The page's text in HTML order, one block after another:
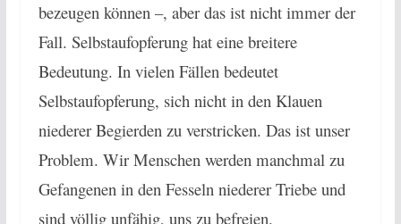
bezeugen können –, aber das ist nicht immer der
Fall. Selbstaufopferung hat eine breitere
Bedeutung. In vielen Fällen bedeutet
Selbstaufopferung, sich nicht in den Klauen
niederer Begierden zu verstricken. Das ist unser
Problem. Wir Menschen werden manchmal zu
Gefangenen in den Fesseln niederer Triebe und
sind völlig unfähig, uns zu befreien.